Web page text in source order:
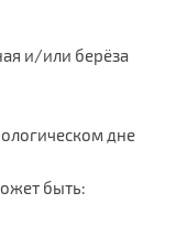
и/или берёза
дне
быть: